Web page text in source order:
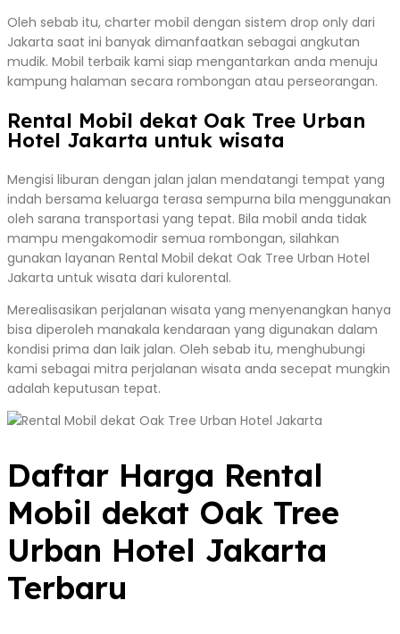
Oleh sebab itu, charter mobil dengan sistem drop only dari
Jakarta saat ini banyak dimanfaatkan sebagai angkutan
mudik. Mobil terbaik kami siap mengantarkan anda menuju
kampung halaman secara rombongan atau perseorangan.
Rental Mobil dekat Oak Tree Urban
Hotel Jakarta untuk wisata
Mengisi liburan dengan jalan jalan mendatangi tempat yang
indah bersama keluarga terasa sempurna bila menggunakan
oleh sarana transportasi yang tepat. Bila mobil anda tidak
mampu mengakomodir semua rombongan, silahkan
gunakan layanan Rental Mobil dekat Oak Tree Urban Hotel
Jakarta untuk wisata dari kulorental.
Merealisasikan perjalanan wisata yang menyenangkan hanya
bisa diperoleh manakala kendaraan yang digunakan dalam
kondisi prima dan laik jalan. Oleh sebab itu, menghubungi
kami sebagai mitra perjalanan wisata anda secepat mungkin
adalah keputusan tepat.
Daftar Harga Rental
Mobil dekat Oak Tree
Urban Hotel Jakarta
Terbaru